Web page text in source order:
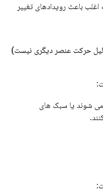
باعث رویدادهای تغییر
حرکت عنصر دیگری نیست)
یا سبک های